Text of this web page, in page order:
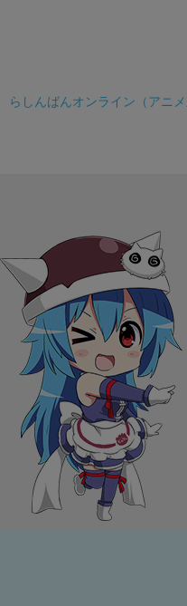
らしんばんオンライン（アニ